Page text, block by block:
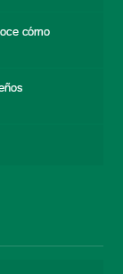
cómo